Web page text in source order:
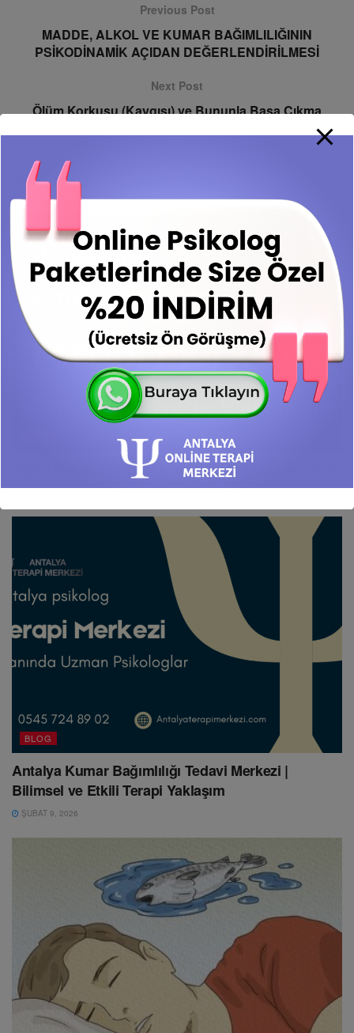
Previous Post
MADDE, ALKOL VE KUMAR BAĞIMLILIĞININ
PSİKODİNAMİK AÇIDAN DEĞERLENDİRİLMESİ
Next Post
Ölüm Korkusu (Kaygısı) ve Bununla Başa Çıkma
RelatedPosts
Aşkın Psikolojisi Eksikliğin Dilini Konuşmak Lacan
MAYIS 19, 2026
BLOG
Antalya Kumar Bağımlılığı Tedavi Merkezi |
Bilimsel ve Etkili Terapi Yaklaşım
ŞUBAT 9, 2026